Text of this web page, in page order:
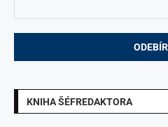
KNIHA ŠÉFREDAKTORA